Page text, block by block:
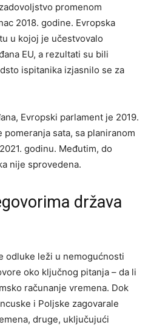
promenom
2018. godine. Evropska
u kojoj je učestvovalo
EU, a rezultati su bili
ispitanika izjasnilo se za
Evropski parlament je 2019.
sata, sa planiranom
godinu. Međutim, do
nije sprovedena.
država
odluke leži u nemogućnosti
oko ključnog pitanja – da li
računanje vremena. Dok
i Poljske zagovarale
druge, uključujući